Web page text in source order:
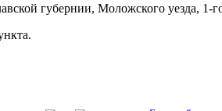
губернии, Моложского уезда, 1-